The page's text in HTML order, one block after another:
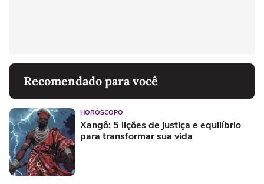
Recomendado para você
HORÓSCOPO
Xangô: 5 lições de justiça e equilíbrio
para transformar sua vida